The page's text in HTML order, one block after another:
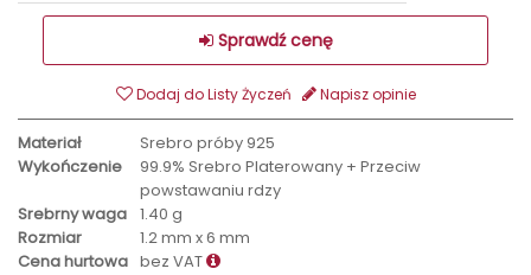
Sprawdź cenę
Dodaj do Listy Życzeń Napisz opinie
Materiał
Srebro próby 925
Wykończenie
99.9% Srebro Platerowany + Przeciw
powstawaniu rdzy
Srebrny waga 1.40 g
Rozmiar
1.2 mm x 6 mm
Cena hurtowa bez VAT